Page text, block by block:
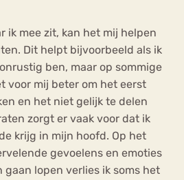
ik mee zit, kan het mij helpen
Dit helpt bijvoorbeeld als ik
ben, maar op sommige
voor mij beter om het eerst
en het niet gelijk te delen
zorgt er vaak voor dat ik
krijg in mijn hoofd. Op het
gevoelens en emoties
gaan lopen verlies ik soms het